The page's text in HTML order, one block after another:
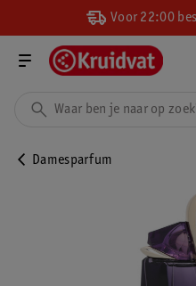
Voor 22:00
Damesparfum